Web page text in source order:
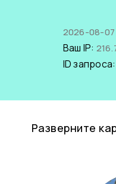
2026-08-07
Ваш IP:
ID запроса:
Разверните